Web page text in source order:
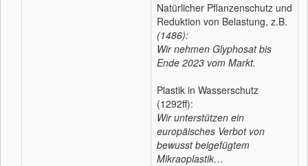
Natürlicher Pflanzenschutz und
Reduktion von Belastung, z.B.
(1486):
Wir nehmen Glyphosat bis
Ende 2023 vom Markt.
Plastik in Wasserschutz
(1292ff):
Wir unterstützen ein
europäisches Verbot von
bewusst beigefügtem
Mikraoplastik…